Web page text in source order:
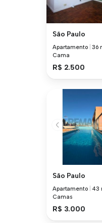
São Paulo
Apartamento |36
Cama
R$ 2.500
São Paulo
Apartamento 43
Camas
R$ 3.000